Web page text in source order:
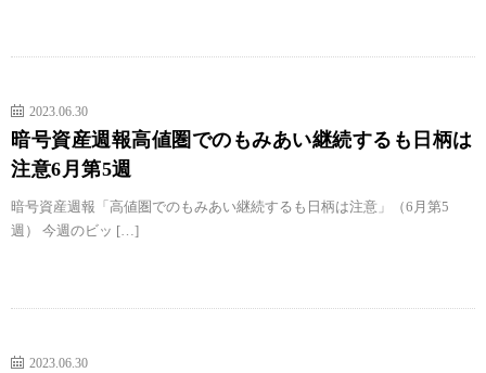
2023.06.30
暗号資産週報高値圏でのもみあい継続するも日柄は
注意6月第5週
暗号資産週報「高値圏でのもみあい継続するも日柄は注意」（6月第5
週） 今週のビッ […]
2023.06.30